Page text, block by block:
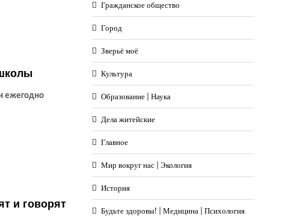
ежегодно
и говорят
Гражданское общество
Город
Зверьё моё
Культура
Образование | Наука
Дела житейские
Главное
Мир вокруг нас | Экология
История
Будьте здоровы! | Медицина | Психология